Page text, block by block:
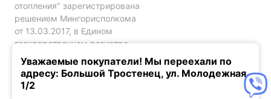
отопления" зарегистрирована
решением Мингорисполкома
от 13.03.2017, в Едином
государственном регистре
юр. лиц и индивидуальных
предпринимателей за №192786120.
Уважаемые покупатели! Мы переехали по
адресу: Большой Тростенец, ул. Молодежная,
1/2